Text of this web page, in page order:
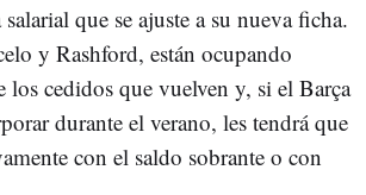
que se ajuste a su nueva ficha.
y Rashford, están ocupando
los cedidos que vuelven y, si el Barça
durante el verano, les tendrá que
con el saldo sobrante o con